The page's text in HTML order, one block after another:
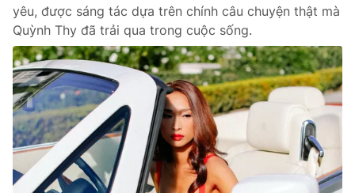
yêu, được sáng tác dựa trên chính câu chuyện thật mà
Quỳnh Thy đã trải qua trong cuộc sống.